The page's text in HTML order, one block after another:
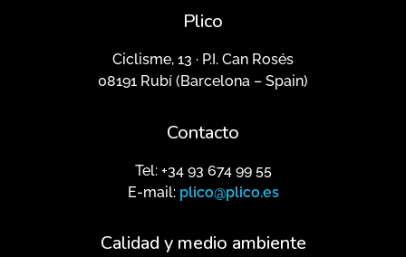
Plico
Ciclisme, 13 · P.I. Can Rosés
08191 Rubí (Barcelona – Spain)
Contacto
Tel: +34 93 674 99 55
E-mail: plico@plico.es
Calidad y medio ambiente